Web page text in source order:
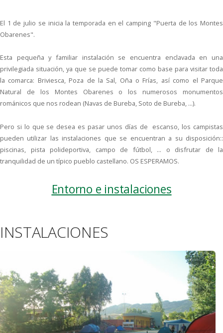
El 1 de julio se inicia la temporada en el camping "Puerta de los Montes
Obarenes".
Esta pequeña y familiar instalación se encuentra enclavada en una
privilegiada situación, ya que se puede tomar como base para visitar toda
la comarca: Briviesca, Poza de la Sal, Oña o Frías, así como el Parque
Natural de los Montes Obarenes o los numerosos monumentos
románicos que nos rodean (Navas de Bureba, Soto de Bureba, ...).
Pero si lo que se desea es pasar unos días de escanso, los campistas
pueden utilizar las instalaciones que se encuentran a su disposición::
piscinas, pista polideportiva, campo de fútbol, ... o disfrutar de la
tranquilidad de un típico pueblo castellano. OS ESPERAMOS.
Entorno e instalaciones
INSTALACIONES